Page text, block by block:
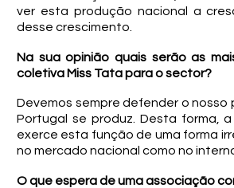
ver esta produção nacional a
desse crescimento.
Na sua opinião quais serão as
coletiva Miss Tata para o sector?
Devemos sempre defender o nosso
Portugal se produz. Desta forma, a
exerce esta função de uma forma
no mercado nacional como no
O que espera de uma associação